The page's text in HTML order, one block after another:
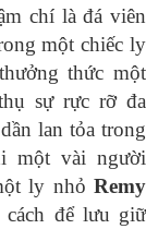
chí là đá viên
một chiếc ly
thức một
sự rực rỡ đa
lan tỏa trong
một vài người
ly nhỏ Remy
để lưu giữ